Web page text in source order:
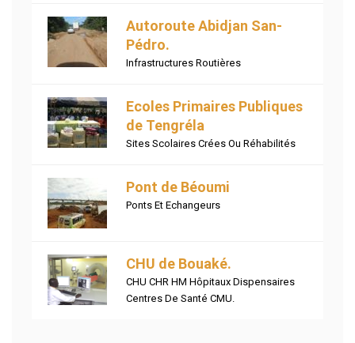
Autoroute Abidjan San-
Pédro.
Infrastructures Routières
Ecoles Primaires Publiques
de Tengréla
Sites Scolaires Crées Ou Réhabilités
Pont de Béoumi
Ponts Et Echangeurs
CHU de Bouaké.
CHU CHR HM Hôpitaux Dispensaires
Centres De Santé CMU.